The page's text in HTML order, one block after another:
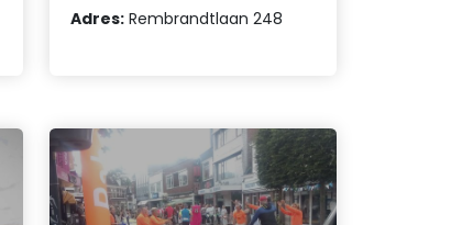
Adres: Rembrandtlaan 248